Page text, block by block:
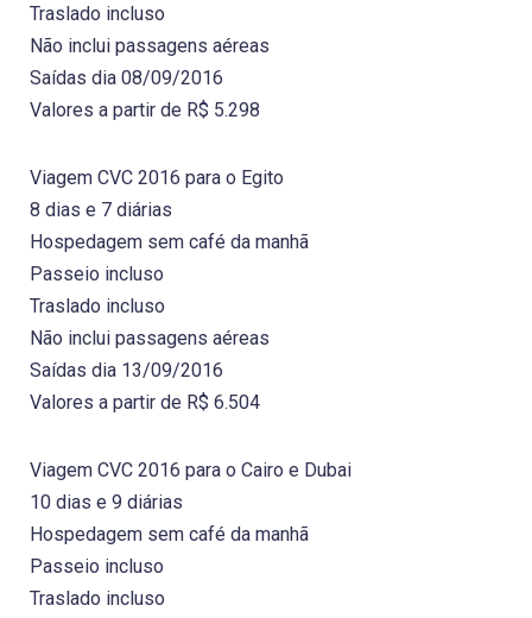
Traslado incluso
Não inclui passagens aéreas
Saídas dia 08/09/2016
Valores a partir de R$ 5.298
Viagem CVC 2016 para o Egito
8 dias e 7 diárias
Hospedagem sem café da manhã
Passeio incluso
Traslado incluso
Não inclui passagens aéreas
Saídas dia 13/09/2016
Valores a partir de R$ 6.504
Viagem CVC 2016 para o Cairo e Dubai
10 dias e 9 diárias
Hospedagem sem café da manhã
Passeio incluso
Traslado incluso